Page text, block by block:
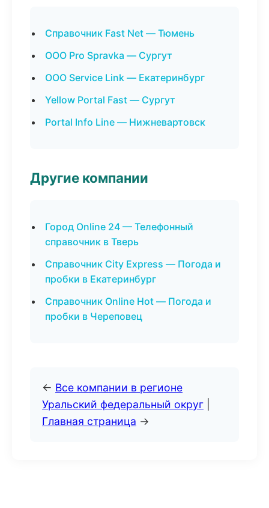
Справочник Fast Net — Тюмень
ООО Pro Spravka — Сургут
ООО Service Link — Екатеринбург
Yellow Portal Fast — Сургут
Portal Info Line — Нижневартовск
Другие компании
Город Online 24 — Телефонный
справочник в Тверь
Справочник City Express — Погода и
пробки в Екатеринбург
Справочник Online Hot — Погода и
пробки в Череповец
← Все компании в регионе
Уральский федеральный округ
Главная страница →